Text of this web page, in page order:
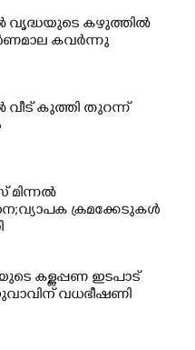
വൃദ്ധയുടെ കഴുത്തിൽ
കവർന്നു
വീട് കുത്തി തുറന്ന്
മിന്നൽ
വ്യാപക ക്രമക്കേടുകൾ
കള്ളപ്പണ ഇടപാട്
വധഭീഷണി